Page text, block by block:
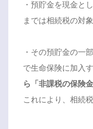
・預貯金を現金と
までは相続税の対
・その預貯金の一
で生命保険に加入
ら「非課税の保険
これにより、相続